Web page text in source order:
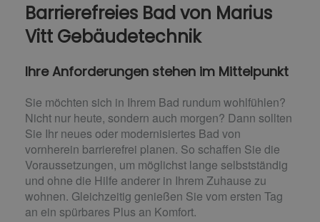
Barrierefreies Bad von Marius
Vitt Gebäudetechnik
Ihre Anforderungen stehen im Mittelpunkt
Sie möchten sich in Ihrem Bad rundum wohlfühlen?
Nicht nur heute, sondern auch morgen? Dann sollten
Sie Ihr neues oder modernisiertes Bad von
vornherein barrierefrei planen. So schaffen Sie die
Voraussetzungen, um möglichst lange selbstständig
und ohne die Hilfe anderer in Ihrem Zuhause zu
wohnen. Gleichzeitig genießen Sie vom ersten Tag
an ein spürbares Plus an Komfort.